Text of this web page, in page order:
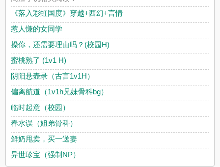
《落入彩虹国度》穿越+西幻+言情
惹人慊的女同学
操你，还需要理由吗？(校园H)
蜜桃熟了 (1v1 H)
阴阳悬壶录（古言1v1H）
偏离航道（1v1h兄妹骨科bg）
临时起意（校园）
春水误（姐弟骨科）
鲜奶甩卖，买一送妻
异世珍宝（强制NP）